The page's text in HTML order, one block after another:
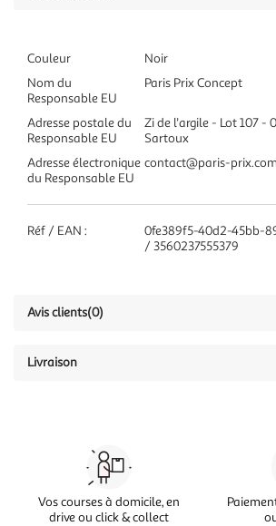
Couleur
Noir
Nom du
Responsable EU
Paris Prix Concept
Adresse postale du
Responsable EU
Zi de l'argile - Lot 107 -
Sartoux
Adresse électronique
du Responsable EU
contact@paris-prix.com
Réf / EAN :
0fe389f5-40d2-45bb-
/ 3560237555379
Avis clients(0)
Livraison
Vos courses à domicile, en
drive ou click & collect